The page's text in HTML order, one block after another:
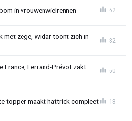
in vrouwenwielrennen 62
met zege, Widar toont zich in
32
France, Ferrand-Prévot zakt
60
topper maakt hattrick compleet 13